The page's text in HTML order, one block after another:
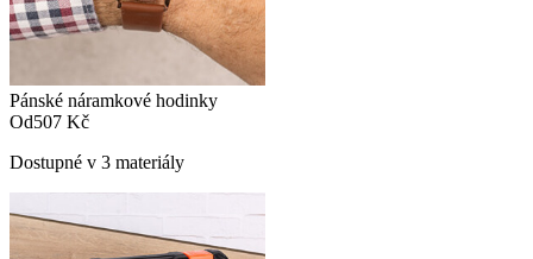
Pánské náramkové hodinky
Od507 Kč
Dostupné v 3 materiály